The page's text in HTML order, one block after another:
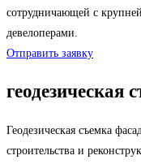
сотрудничающей с
девелоперами.
Отправить заявку
геодезическая
Геодезическая съемка
строительства и